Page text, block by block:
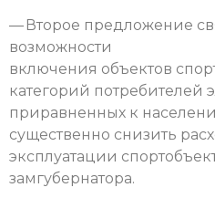
— Второе предложение
возможности
включения объектов
категорий потребителей
приравненных к
существенно снизить
эксплуатации
замгубернатора.